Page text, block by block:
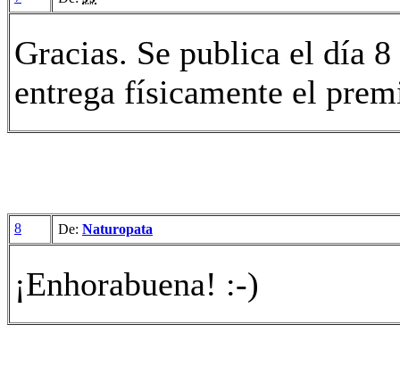
Gracias. Se publica el día
entrega físicamente el
8 De: Naturopata
¡Enhorabuena! :-)